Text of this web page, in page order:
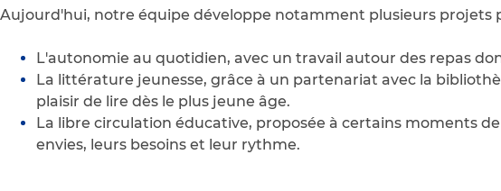
Aujourd'hui, notre équipe développe notamment plusieurs projets
L'autonomie au quotidien, avec un travail autour des repas
La littérature jeunesse, grâce à un partenariat avec la
plaisir de lire dès le plus jeune âge.
La libre circulation éducative, proposée à certains moments
envies, leurs besoins et leur rythme.